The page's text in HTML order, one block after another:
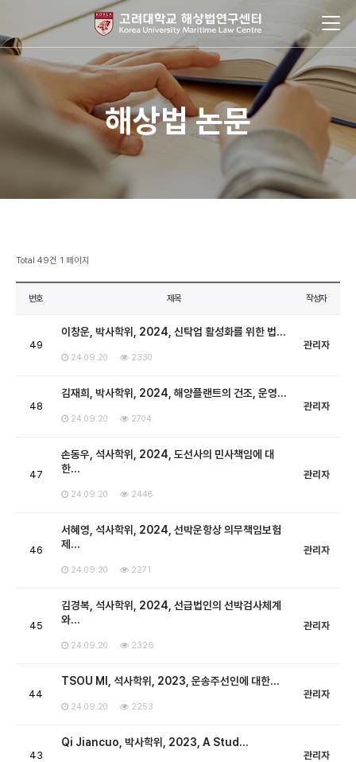
해상법 논문
Total 49건 1 페이지
번호 제목 작성자
49
이창운, 박사학위, 2024, 신탁업 활성화를 위한 법…
24.09.20 2330
관리자
48
김재희, 박사학위, 2024, 해양플랜트의 건조, 운영…
24.09.20 2704
관리자
47
손동우, 석사학위, 2024, 도선사의 민사책임에 대
한…
24.09.20 2448
관리자
46
서혜영, 석사학위, 2024, 선박운항상 의무책임보험
제…
24.09.20 2271
관리자
45
김경복, 석사학위, 2024, 선급법인의 선박검사체계
와…
24.09.20 2326
관리자
44
TSOU MI, 석사학위, 2023, 운송주선인에 대한…
24.09.20 2253
관리자
43
Qi Jiancuo, 박사학위, 2023, A Stud…
관리자